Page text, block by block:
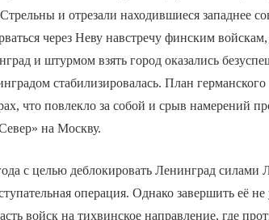
и отрезали находившиеся западнее
через Неву навстречу финским
и штурмом взять город оказались
стабилизировалась. План германского
что повлекло за собой и срыв намерений
на Москву.
с целью деблокировать Ленинград силами
операция. Однако завершить её
войск на тихвинское направление, где